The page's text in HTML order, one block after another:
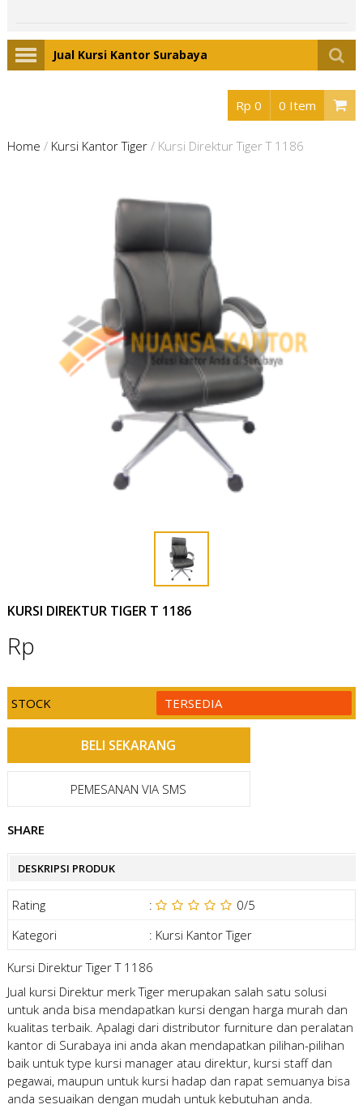
Jual Kursi Kantor Surabaya
Rp 0 0 Item
Home / Kursi Kantor Tiger/ Kursi Direktur Tiger T 1186
KURSI DIREKTUR TIGER T 1186
Rp
STOCK TERSEDIA
PEMESANAN VIA SMS
SHARE
DESKRIPSI PRODUK
Rating : 0/5
Kategori
: Kursi Kantor Tiger
Kursi Direktur Tiger T 1186
Jual kursi Direktur merk Tiger merupakan salah satu solusi
untuk anda bisa mendapatkan kursi dengan harga murah dan
kualitas terbaik. Apalagi dari distributor furniture dan peralatan
kantor di Surabaya ini anda akan mendapatkan pilihan-pilihan
baik untuk type kursi manager atau direktur, kursi staff dan
pegawai, maupun untuk kursi hadap dan rapat semuanya bisa
anda sesuaikan dengan mudah untuk kebutuhan anda.